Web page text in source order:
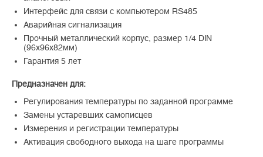
Интерфейс для связи с компьютером RS485
Аварийная сигнализация
Прочный металлический корпус, размер 1/4 DIN
(96х96х82мм)
Гарантия 5 лет
Предназначен для:
Регулирования температуры по заданной программе
Замены устаревших самописцев
Измерения и регистрации температуры
Активация свободного выхода на шаге программы